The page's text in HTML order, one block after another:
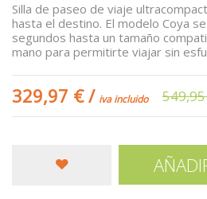
Silla de paseo de viaje
hasta el destino. El modelo Coya
segundos hasta un tamaño
mano para permitirte viajar sin
329,97 €/ iva incluido